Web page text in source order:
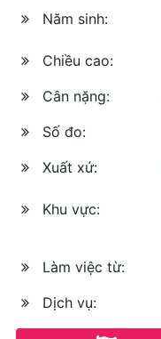
Năm sinh:
Chiều cao:
Cân nặng:
Số đo:
Xuất xứ:
Khu vực:
Làm việc từ:
Dịch vụ: